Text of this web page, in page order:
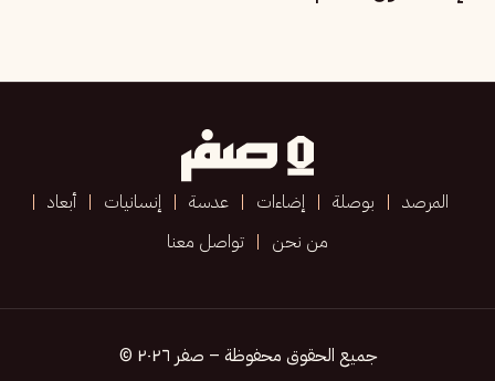
المرصد بوصلة إضاءات عدسة إنسانيات
أبعاد
من نحن
تواصل معنا
جميع الحقوق محفوظة – صفر ٢٠٢٦ ©